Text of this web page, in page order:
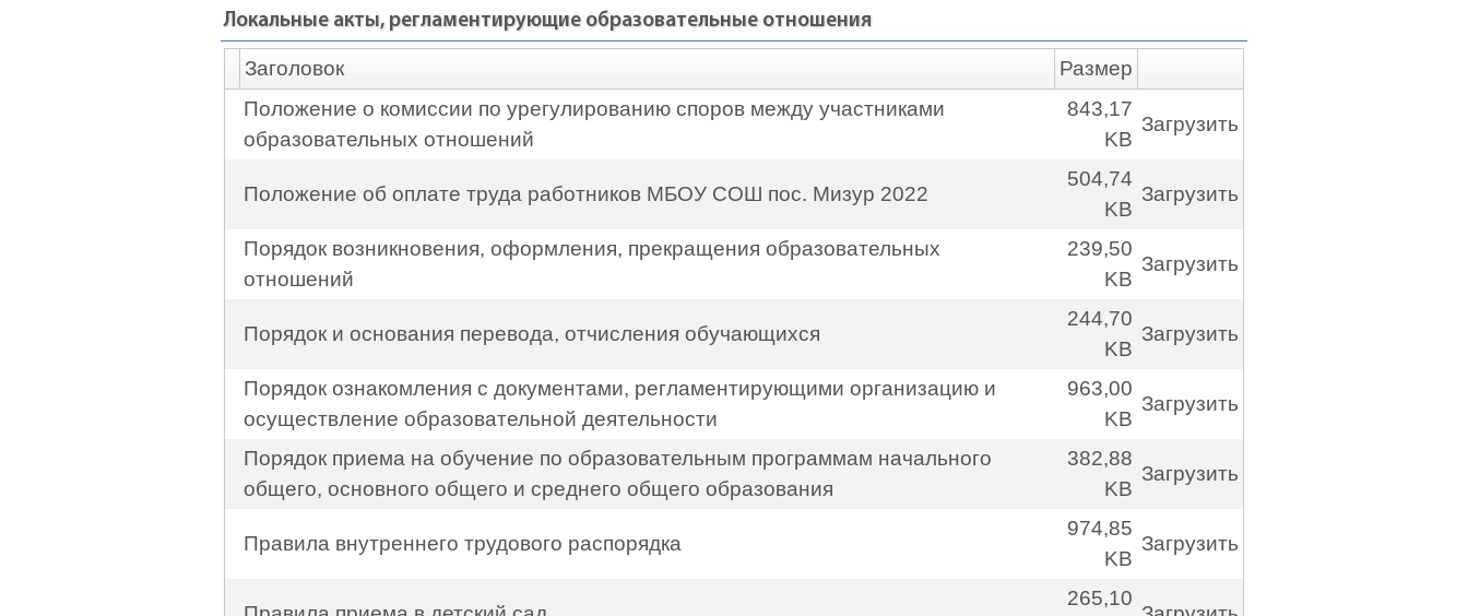
Локальные акты, регламентирующие образовательные отношения
Заголовок
Размер
Положение о комиссии по урегулированию споров между участниками
образовательных отношений
843,17
KB
Загрузить
Положение об оплате труда работников МБОУ СОШ пос. Мизур 2022
504,74
KB
Загрузить
Порядок возникновения, оформления, прекращения образовательных
отношений
239,50
KB
Загрузить
Порядок и основания перевода, отчисления обучающихся
244,70
KB
Загрузить
Порядок ознакомления с документами, регламентирующими организацию и
осуществление образовательной деятельности
963,00
KB
Загрузить
Порядок приема на обучение по образовательным программам начального
общего, основного общего и среднего общего образования
382,88
KB
Загрузить
Правила внутреннего трудового распорядка
974,85
KB
Загрузить
265,10